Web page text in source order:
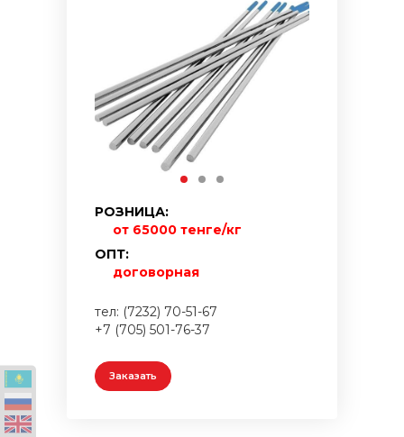
РОЗНИЦА:
от 65000 тенге/кг
ОПТ:
договорная
тел: (7232) 70-51-67
+7 (705) 501-76-37
Заказать